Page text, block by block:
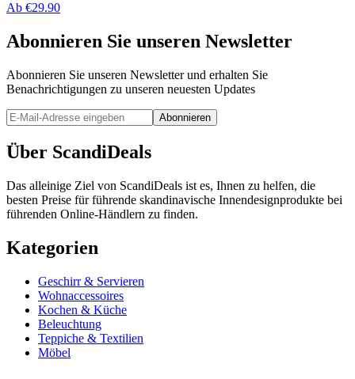
Ab €29.90
Abonnieren Sie unseren Newsletter
Abonnieren Sie unseren Newsletter und erhalten Sie
Benachrichtigungen zu unseren neuesten Updates
Abonnieren
Über ScandiDeals
Das alleinige Ziel von ScandiDeals ist es, Ihnen zu helfen, die
besten Preise für führende skandinavische Innendesignprodukte bei
führenden Online-Händlern zu finden.
Kategorien
Geschirr & Servieren
Wohnaccessoires
Kochen & Küche
Beleuchtung
Teppiche & Textilien
Möbel